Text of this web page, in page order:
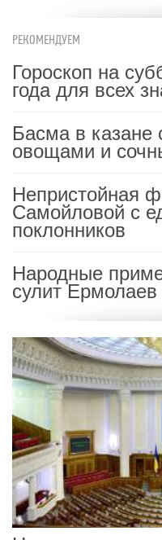
РЕКОМЕНДУЕМ
Гороскоп на
года для всех
Басма в
овощами и
Непристойная
Самойловой с
поклонников
Народные
сулит Ермолаев